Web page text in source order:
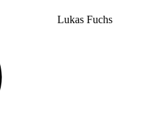
Lukas Fuchs